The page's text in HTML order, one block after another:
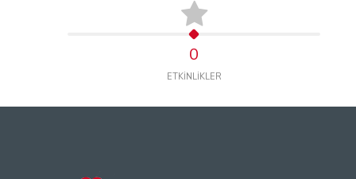
0
ETKİNLİKLER